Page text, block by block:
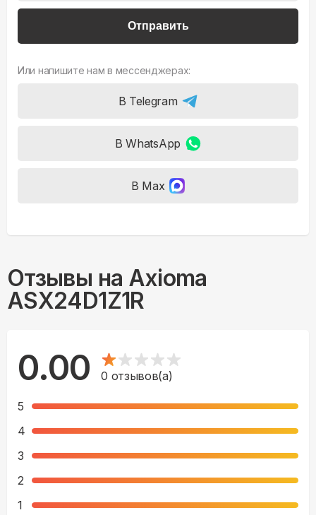
Отправить
Или напишите нам в мессенджерах:
В Telegram
В WhatsApp
В Max
Отзывы на Axioma
ASX24D1Z1R
0.00 0 отзывов(а)
5
4
3
2
1